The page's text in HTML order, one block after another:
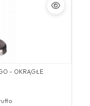
- OKRĄGŁE